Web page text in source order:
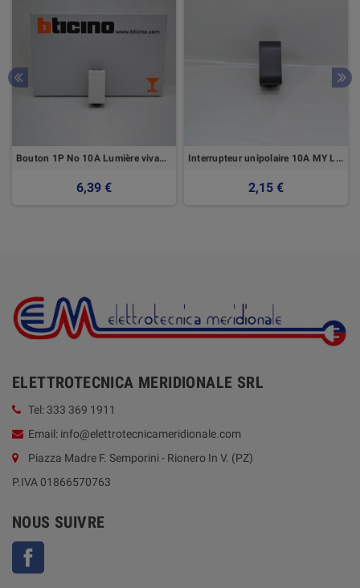
Bouton 1P No 10A Lumière vivante Bticino
6,39 €
Interrupteur unipolaire 10A MY LIFE Elettrocanali
2,15 €
ELETTROTECNICA MERIDIONALE SRL
Tel: 333 369 1911
Email: info@elettrotecnicameridionale.com
Piazza Madre F. Semporini - Rionero In V. (PZ)
P.IVA 01866570763
NOUS SUIVRE